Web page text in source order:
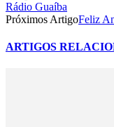
Rádio Guaíba
Próximos ArtigoFeliz
ARTIGOS